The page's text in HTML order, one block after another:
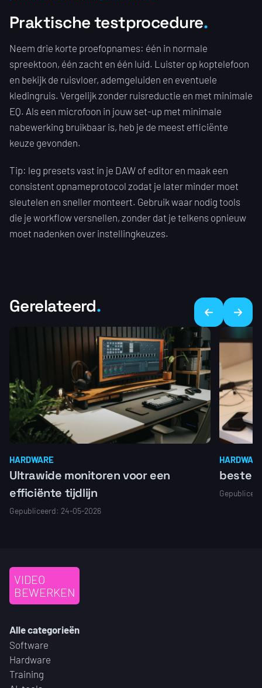
Praktische testprocedure
Neem drie korte proefopnames: één in normale
spreektoon, één zacht en één luid. Luister op koptelefoon
en bekijk de ruisvloer, ademgeluiden en eventuele
kledingruis. Vergelijk zonder ruisreductie en met minimale
EQ. Als een microfoon in jouw set-up met minimale
nabewerking bruikbaar is, heb je de meest efficiënte
keuze gevonden.
Tip: leg presets vast in je DAW of editor en maak een
consistent opnameprotocol zodat je later minder moet
sleutelen en sneller monteert. Gebruik waar nodig tools
die je workflow versnellen, zonder dat je telkens opnieuw
moet nadenken over instellingkeuzes.
Gerelateerd
HARDWARE
Ultrawide monitoren voor een
efficiënte tijdlijn
Gepubliceerd: 24-05-2026
beste
VIDEO
BEWERKEN
Alle categorieën
Software
Hardware
Training